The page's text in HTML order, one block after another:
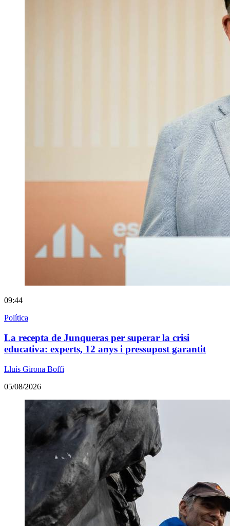
09:44
Política
La recepta de Junqueras per superar la crisi
educativa: experts, 12 anys i pressupost garantit
Lluís Girona Boffi
05/08/2026